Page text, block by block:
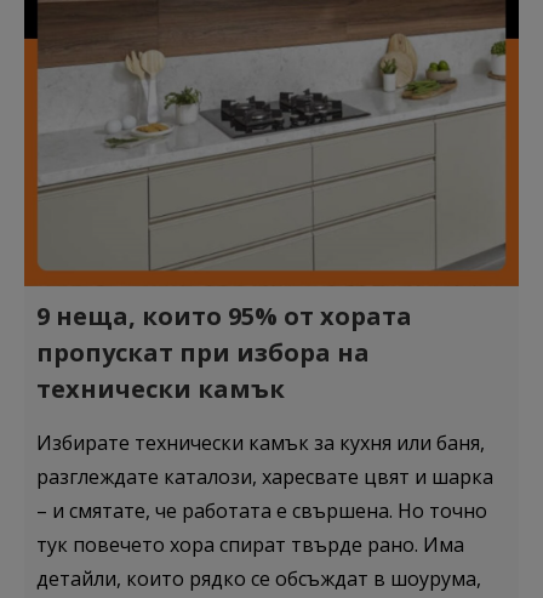
9 неща, които 95% от хората
пропускат при избора на
технически камък
Избирате технически камък за кухня или баня,
разглеждате каталози, харесвате цвят и шарка
– и смятате, че работата е свършена. Но точно
тук повечето хора спират твърде рано. Има
детайли, които рядко се обсъждат в шоурума,